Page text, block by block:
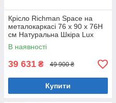
Крісло Richman Space на
металокаркасі 76 x 90 x 76H
см Натуральна Шкіра Lux
Чорний
В наявності
39 631 ₴ 49 900 ₴
Купити